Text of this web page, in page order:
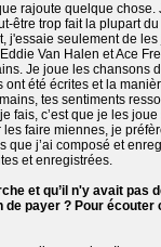
rajoute quelque chose.
être trop fait la plupart
seulement de
Van Halen et Ace
Je joue les chansons
été écrites et la
tes sentiments
fais, c’est que je les
faire miennes, je
j’ai composé et
et enregistrées.
et qu’il n'y avait pas
de payer ? Pour